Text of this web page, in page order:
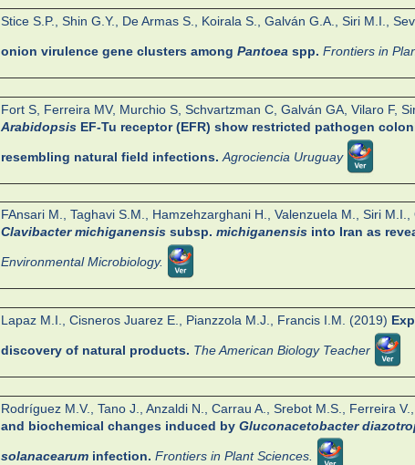
Stice S.P., Shin G.Y., De Armas S., Koirala S., Galván G.A., Siri M.I.,
onion virulence gene clusters amongPantoea spp. Frontiers in
Fort S, Ferreira MV, Murchio S, Schvartzman C, Galván GA, Vilaro F,
Arabidopsis EF-Tu receptor (EFR) show restricted pathogen
resembling natural field infections. Agrociencia Uruguay
FAnsari M., Taghavi S.M., Hamzehzarghani H., Valenzuela M., Siri
Clavibacter michiganensis subsp.michiganensis into Iran as
Environmental Microbiology.
Lapaz M.I., Cisneros Juarez E., Pianzzola M.J., Francis I.M. (2019)
discovery of natural products. The American Biology Teacher
Rodríguez M.V., Tano J., Anzaldi N., Carrau A., Srebot M.S., Ferreira
and biochemical changes induced byGluconacetobacter
solanacearum infection. Frontiers in Plant Sciences.